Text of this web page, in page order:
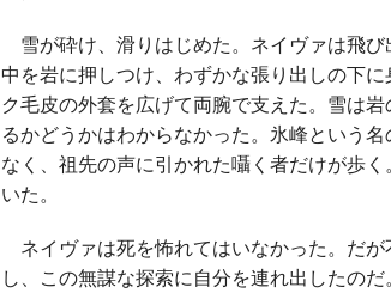
雪が砕け、滑りはじめた。ネイヴァは飛
中を岩に押しつけ、わずかな張り出しの下
ク毛皮の外套を広げて両腕で支えた。雪は
るかどうかはわからなかった。氷峰という
なく、祖先の声に引かれた囁く者だけが歩
いた。
ネイヴァは死を怖れてはいなかった。だ
し、この無謀な探索に自分を連れ出したの